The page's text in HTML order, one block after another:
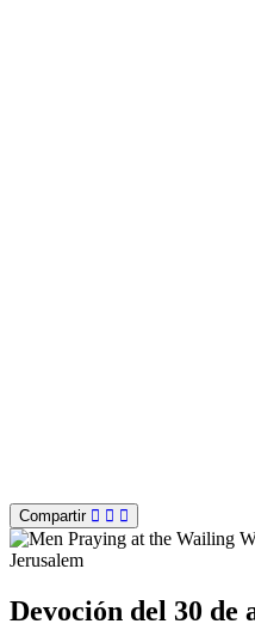
Compartir
Devoción del 30 de